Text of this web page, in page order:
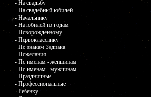
- На свадьбу
- На свадебный юбилей
- Начальнику
- На юбилей по годам
- Новорожденному
- Первокласснику
- По знакам Зодиака
- Пожелания
- По именам - женщинам
- По именам - мужчинам
- Праздничные
- Профессиональные
- Ребенку